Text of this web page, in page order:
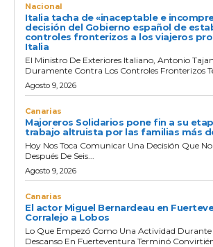
Nacional
Italia tacha de «inaceptable e
decisión del Gobierno español de
controles fronterizos a los viajeros
Italia
El Ministro De Exteriores Italiano, Antonio
Duramente Contra Los Controles Fronterizos
Agosto 9, 2026
Canarias
Majoreros Solidarios pone fin a su
trabajo altruista por las familias más
Hoy Nos Toca Comunicar Una Decisión Que No
Después De Seis...
Agosto 9, 2026
Canarias
El actor Miguel Bernardeau en
Corralejo a Lobos
Lo Que Empezó Como Una Actividad Durante
Descanso En Fuerteventura Terminó